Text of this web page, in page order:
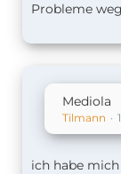
Probleme
Mediola
Tilmann
ich habe